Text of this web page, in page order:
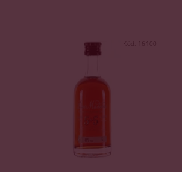
Kód: